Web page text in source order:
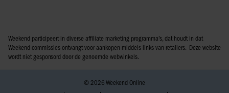
Weekend participeert in diverse affiliate marketing programma’s, dat houdt in dat
Weekend commissies ontvangt voor aankopen middels links van retailers. Deze website
wordt niet gesponsord door de genoemde webwinkels.
© 2026 Weekend Online